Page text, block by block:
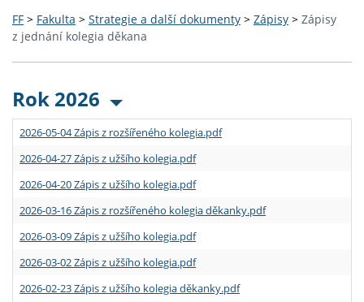
FF > Fakulta > Strategie a další dokumenty > Zápisy > Zápisy
z jednání kolegia děkana
Rok 2026
2026-05-04 Zápis z rozšířeného kolegia.pdf
2026-04-27 Zápis z užšího kolegia.pdf
2026-04-20 Zápis z užšího kolegia.pdf
2026-03-16 Zápis z rozšířeného kolegia děkanky.pdf
2026-03-09 Zápis z užšího kolegia.pdf
2026-03-02 Zápis z užšího kolegia.pdf
2026-02-23 Zápis z užšího kolegia děkanky.pdf